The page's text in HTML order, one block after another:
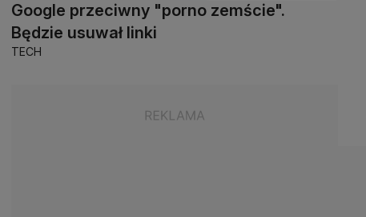
Google przeciwny "porno zemście".
Będzie usuwał linki
TECH